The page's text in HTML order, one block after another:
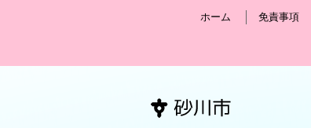
ホーム 免責事項